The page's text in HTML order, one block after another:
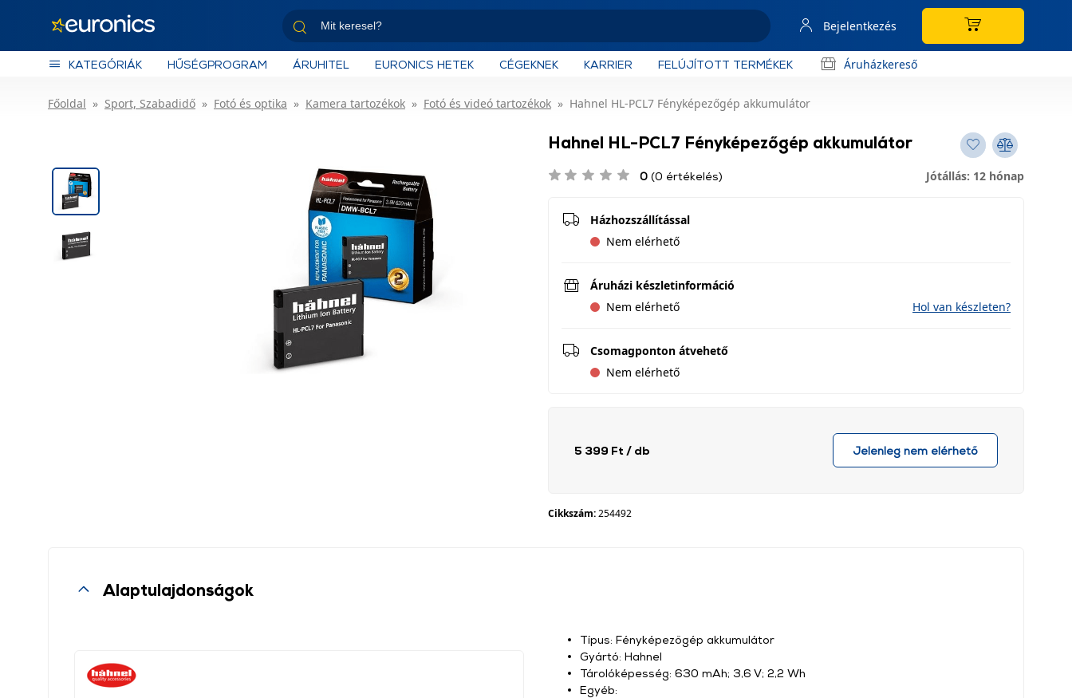
Bejelentkezés
KATEGÓRIÁK HŰSÉGPROGRAM ÁRUHITEL EURONICS HETEK CÉGEKNEK KARRIER FELÚJÍTOTT TERMÉKEK Áruházkereső
Főoldal Sport, Szabadidő Fotó és optika Kamera tartozékok Fotó és videó tartozékok Hahnel HL-PCL7 Fényképezőgép akkumulátor
Hahnel HL-PCL7 Fényképezőgép akkumulátor
0 (0 értékelés) Jótállás: 12 hónap
Házhozszállítással
Nem elérhető
Áruházi készletinformáció
Nem elérhető
Hol van készleten?
Csomagponton átvehető
Nem elérhető
5 399 Ft / db Jelenleg nem elérhető
Cikkszám:254492
Alaptulajdonságok
Típus: Fényképezőgép akkumulátor
Gyártó: Hahnel
Tárolóképesség: 630 mAh; 3,6 V; 2,2 Wh
Egyéb: